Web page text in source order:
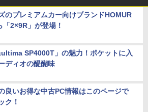
のプレミアムカー向けブランドHOMUR
「2×9R」が登場！
SP4000T」の魅力！ポケットに入
ディオの醍醐味
良いお得な中古PC情報はこのページで
ク！